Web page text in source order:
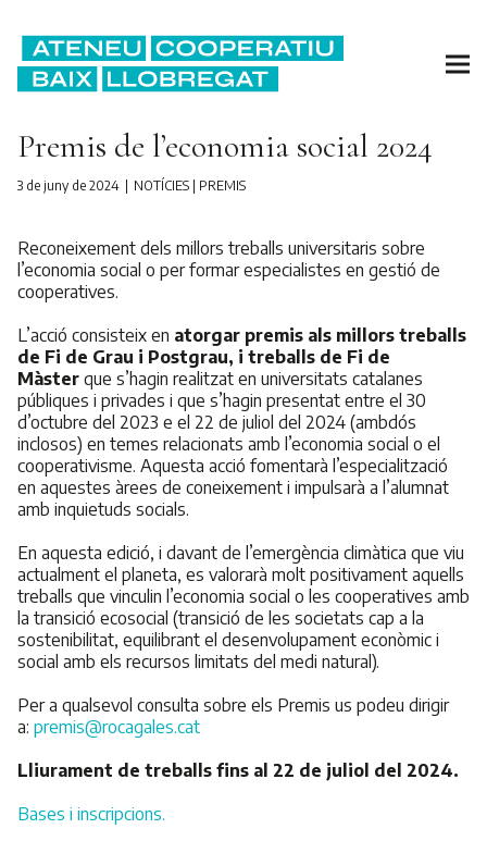
Premis de l’economia social 2024
3 de juny de 2024 NOTÍCIES PREMIS
Reconeixement dels millors treballs universitaris sobre
l’economia social o per formar especialistes en gestió de
cooperatives.
L’acció consisteix en atorgar premis als millors treballs
de Fi de Grau i Postgrau, i treballs de Fi de
Màsterque s’hagin realitzat en universitats catalanes
públiques i privades i que s’hagin presentat entre el 30
d’octubre del 2023 e el 22 de juliol del 2024 (ambdós
inclosos) en temes relacionats amb l’economia social o el
cooperativisme. Aquesta acció fomentarà l’especialització
en aquestes àrees de coneixement i impulsarà a l’alumnat
amb inquietuds socials.
En aquesta edició, i davant de l’emergència climàtica que viu
actualment el planeta, es valorarà molt positivament aquells
treballs que vinculin l’economia social o les cooperatives amb
la transició ecosocial (transició de les societats cap a la
sostenibilitat, equilibrant el desenvolupament econòmic i
social amb els recursos limitats del medi natural).
Per a qualsevol consulta sobre els Premis us podeu dirigir
a: premis@rocagales.cat
Lliurament de treballs fins al 22 de juliol del 2024.
Bases i inscripcions.